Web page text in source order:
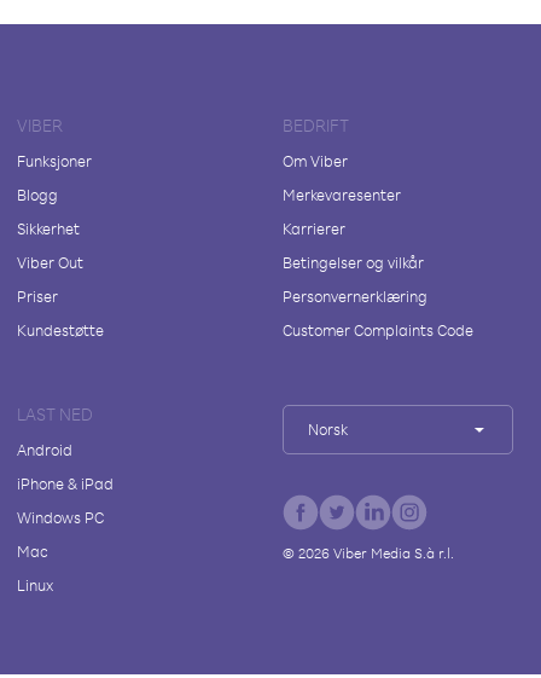
VIBER
Funksjoner
Blogg
Sikkerhet
Viber Out
Priser
Kundestøtte
BEDRIFT
Om Viber
Merkevaresenter
Karrierer
Betingelser og vilkår
Personvernerklæring
Customer Complaints Code
LAST NED
Android
iPhone & iPad
Windows PC
Mac
Linux
Norsk
© 2026Viber Media S.à r.l.